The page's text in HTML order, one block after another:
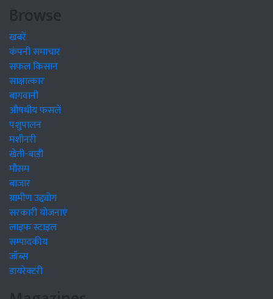
Browse
खबरें
कंपनी समाचार
सफल किसान
साक्षात्कार
बागवानी
औषधीय फसलें
पशुपालन
मशीनरी
खेती-बाड़ी
मौसम
बाजार
ग्रामीण उद्द्योग
सरकारी योजनाएं
लाइफ स्टाइल
सम्पादकीय
जॉब्स
डायरेक्टरी